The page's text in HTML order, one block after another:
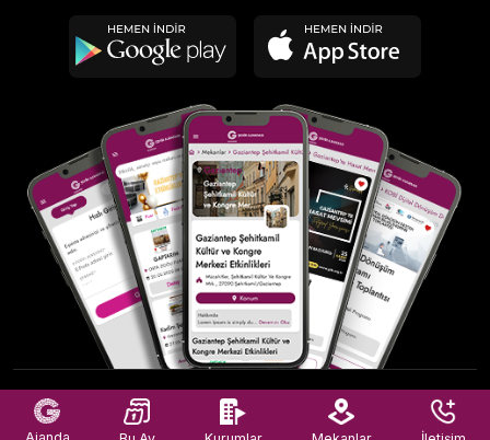
© 2026 GBB Bilişim Hizmetmetleri A.Ş. , Tüm Hakları Saklıdır